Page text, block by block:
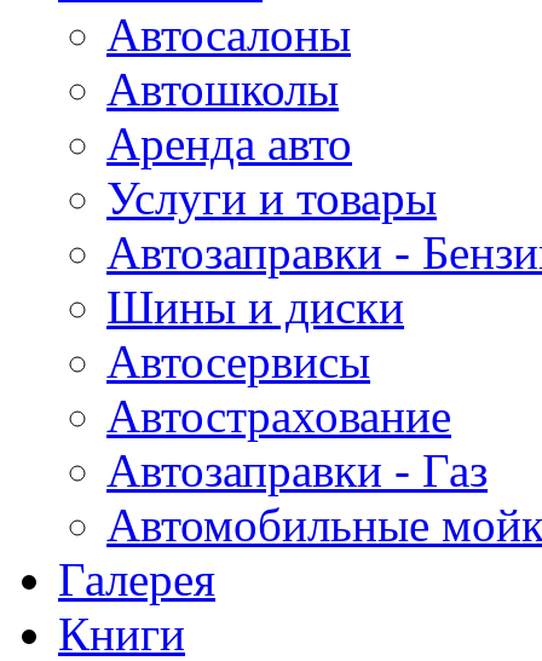
Автосалоны
Автошколы
Аренда авто
Услуги и товары
Автозаправки -
Шины и диски
Автосервисы
Автострахование
Автозаправки - Газ
Автомобильные
Галерея
Книги